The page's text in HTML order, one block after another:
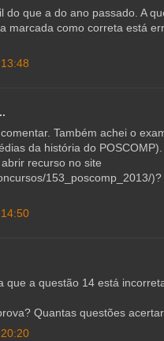
do que a do ano passado. A
marcada como correta está
Também achei o
da história do
recurso no site
153_poscomp_2013/
que a questão 14 está
Quantas questões